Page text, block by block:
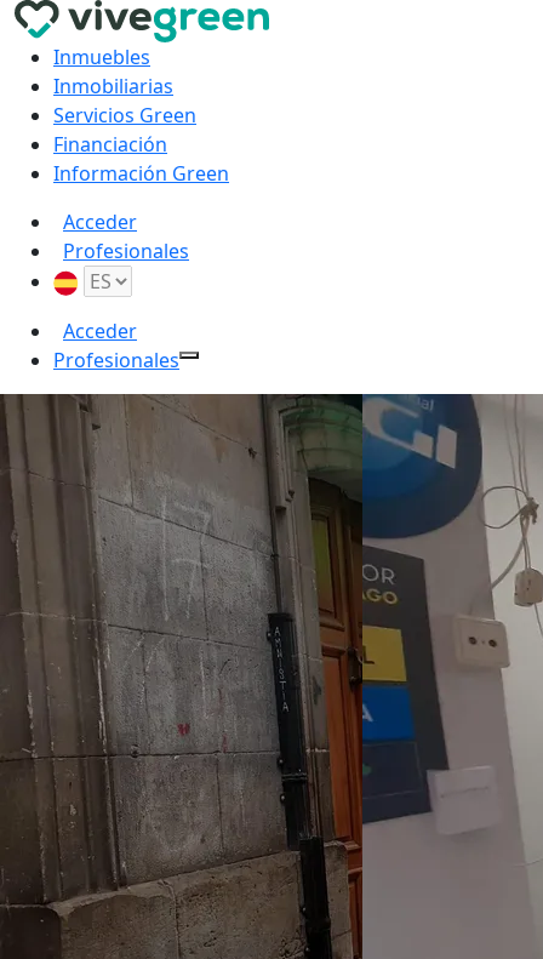
Inmuebles
Inmobiliarias
Servicios Green
Financiación
Información Green
Acceder
Profesionales
Acceder
Profesionales